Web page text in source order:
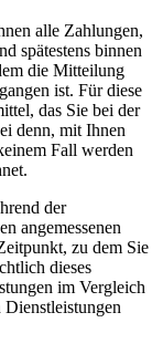
alle Zahlungen,
spätestens binnen
die Mitteilung
ist. Für diese
das Sie bei der
denn, mit Ihnen
Fall werden
der
angemessenen
zu dem Sie
dieses
im Vergleich
Dienstleistungen